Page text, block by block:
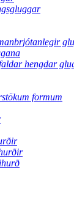
hengdar
formum